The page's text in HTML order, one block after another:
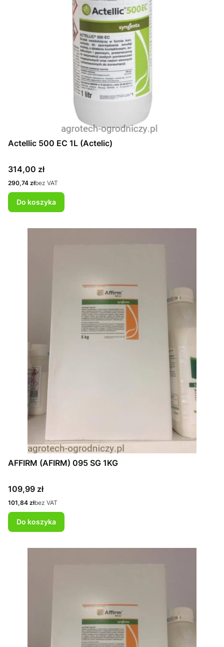
Actellic 500 EC 1L (Actelic)
Cena
314,00 zł
Cena
290,74 złbez VAT
Do koszyka
AFFIRM (AFIRM) 095 SG 1KG
Cena
109,99 zł
Cena
101,84 złbez VAT
Do koszyka